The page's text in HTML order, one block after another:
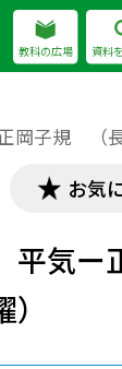
教科の広場 資料
岡子規 （
お気
平気ー